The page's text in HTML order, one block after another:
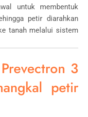
untuk membentuk
petir diarahkan
tanah melalui sistem
3
petir